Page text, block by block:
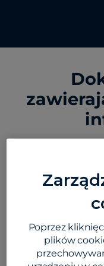
Convera
informacje (KID)
Poprzez
plików